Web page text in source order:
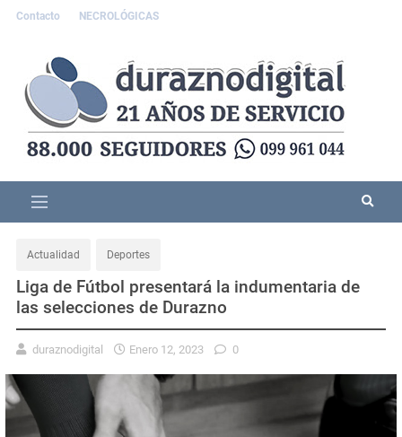
Contacto NECROLÓGICAS
Actualidad Deportes
Liga de Fútbol presentará la indumentaria de
las selecciones de Durazno
duraznodigital Enero 12, 2023 0